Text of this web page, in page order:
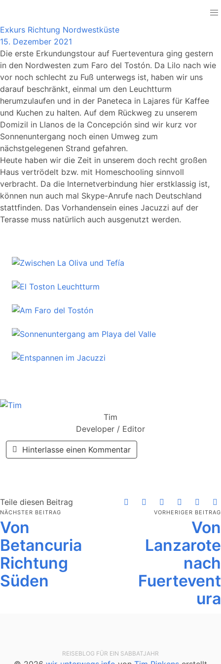
Exkurs Richtung Nordwestküste
15. Dezember 2021
Die erste Erkundungstour auf Fuerteventura ging gestern
in den Nordwesten zum Faro del Tostón. Da Lilo nach wie
vor noch schlecht zu Fuß unterwegs ist, haben wir uns
darauf beschränkt, einmal um den Leuchtturm
herumzulaufen und in der Paneteca in Lajares für Kaffee
und Kuchen zu halten. Auf dem Rückweg zu unserem
Domizil in Llanos de la Concepción sind wir kurz vor
Sonnenuntergang noch einen Umweg zum
nächstgelegenen Strand gefahren.
Heute haben wir die Zeit in unserem doch recht großen
Haus vertrödelt bzw. mit Homeschooling sinnvoll
verbracht. Da die Internetverbindung hier erstklassig ist,
können nun auch mal Skype-Anrufe nach Deutschland
stattfinden. Das Vorhandensein eines Jacuzzi auf der
Terasse muss natürlich auch ausgenutzt werden.
Tim
Developer / Editor
Hinterlasse einen Kommentar
Teile diesen Beitrag
NÄCHSTER BEITRAG
Von
Betancuria
Richtung
Süden
VORHERIGER BEITRAG
Von
Lanzarote
nach
Fuertevent
ura
REISEBLOG FÜR EIN SABBATJAHR